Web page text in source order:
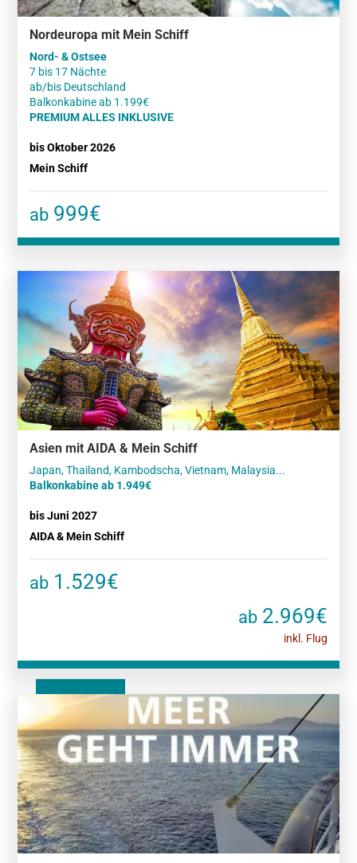
Nordeuropa mit Mein Schiff
Nord- & Ostsee
7 bis 17 Nächte
ab/bis Deutschland
PREMIUM ALLES INKLUSIVE
bis Oktober 2026
Mein Schiff
ab 999€
Asien mit AIDA & Mein Schiff
Balkonkabine ab 1.949€
bis Juni 2027
AIDA & Mein Schiff
ab 1.529€
ab2.969€
inkl. Flug